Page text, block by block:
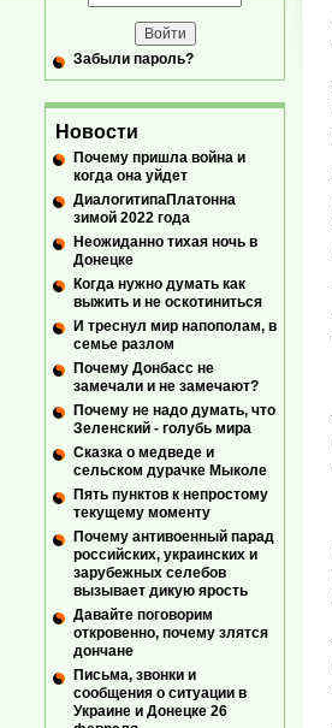
Забыли пароль?
Новости
Почему пришла война и
когда она уйдет
ДиалогитипаПлатонна
зимой 2022 года
Неожиданно тихая ночь в
Донецке
Когда нужно думать как
выжить и не оскотиниться
И треснул мир напополам, в
семье разлом
Почему Донбасс не
замечали и не замечают?
Почему не надо думать, что
Зеленский - голубь мира
Сказка о медведе и
сельском дурачке Мыколе
Пять пунктов к непростому
текущему моменту
Почему антивоенный парад
российских, украинских и
зарубежных селебов
вызывает дикую ярость
Давайте поговорим
откровенно, почему злятся
дончане
Письма, звонки и
сообщения о ситуации в
Украине и Донецке 26